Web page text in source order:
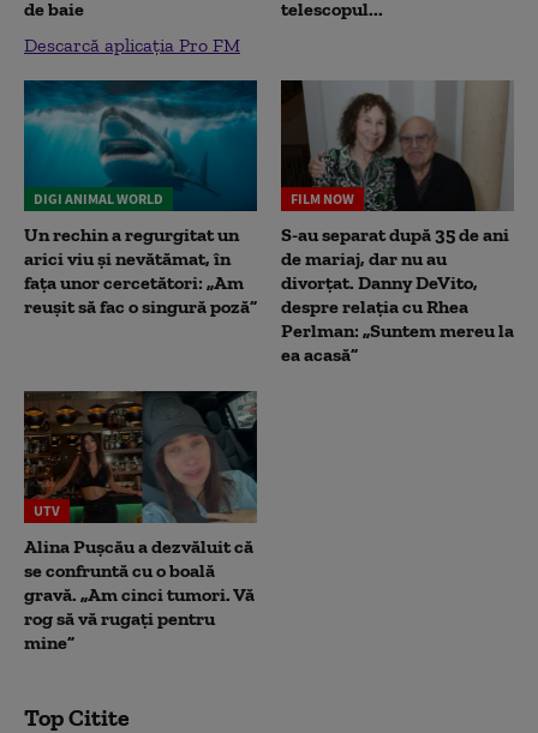
de baie
Descarcă aplicația Pro FM
telescopul...
DIGI ANIMAL WORLD
Un rechin a regurgitat un
arici viu și nevătămat, în
fața unor cercetători: „Am
reușit să fac o singură poză”
FILM NOW
S-au separat după 35 de ani
de mariaj, dar nu au
divorțat. Danny DeVito,
despre relația cu Rhea
Perlman: „Suntem mereu la
ea acasă”
UTV
Alina Pușcău a dezvăluit că
se confruntă cu o boală
gravă. „Am cinci tumori. Vă
rog să vă rugați pentru
mine”
Top Citite